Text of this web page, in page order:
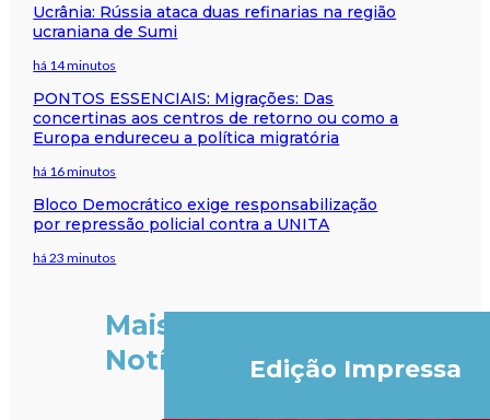
Ucrânia: Rússia ataca duas refinarias na região
ucraniana de Sumi
há 14 minutos
PONTOS ESSENCIAIS: Migrações: Das
concertinas aos centros de retorno ou como a
Europa endureceu a política migratória
há 16 minutos
Bloco Democrático exige responsabilização
por repressão policial contra a UNITA
há 23 minutos
Mais
Notícias
Edição Impressa